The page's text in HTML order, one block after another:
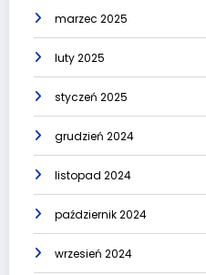
marzec 2025
luty 2025
styczeń 2025
grudzień 2024
listopad 2024
październik 2024
wrzesień 2024